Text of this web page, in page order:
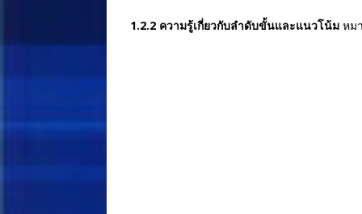
1.2.2 ความรู้เกี่ยวกับลำดับขั้นและแนวโน้ม หม